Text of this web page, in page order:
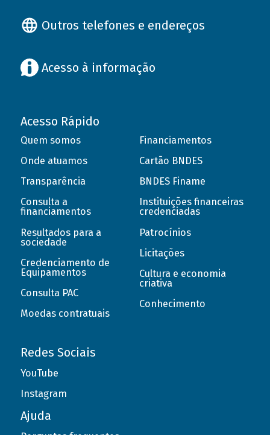
Outros telefones e endereços
Acesso à informação
Acesso Rápido
Quem somos
Onde atuamos
Transparência
Consulta a
financiamentos
Resultados para a
sociedade
Credenciamento de
Equipamentos
Consulta PAC
Moedas contratuais
Financiamentos
Cartão BNDES
BNDES Finame
Instituições financeiras
credenciadas
Patrocínios
Licitações
Cultura e economia
criativa
Conhecimento
Redes Sociais
YouTube
Instagram
Ajuda